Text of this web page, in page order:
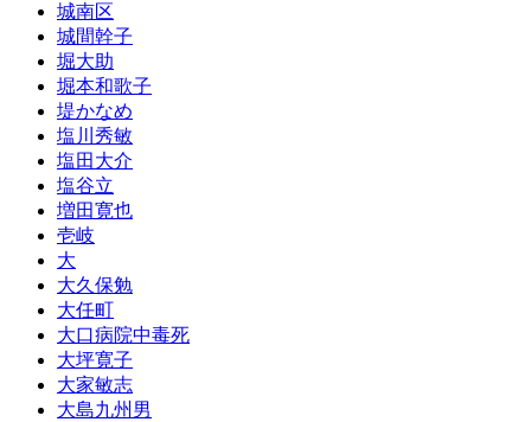
城南区
城間幹子
堀大助
堀本和歌子
堤かなめ
塩川秀敏
塩田大介
塩谷立
増田寛也
壱岐
大
大久保勉
大任町
大口病院中毒死
大坪寛子
大家敏志
大島九州男